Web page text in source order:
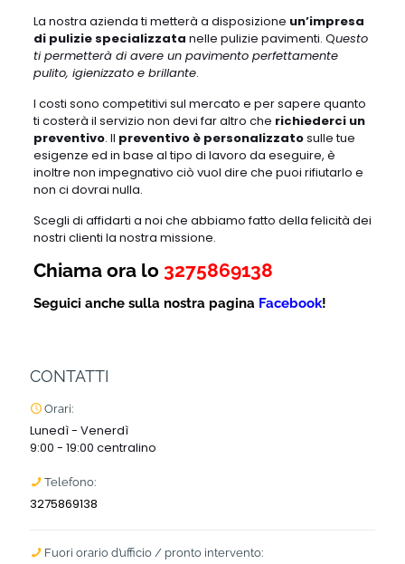
La nostra azienda ti metterà a disposizione un’impresa
di pulizie specializzata nelle pulizie pavimenti. Questo
ti permetterà di avere un pavimento perfettamente
pulito, igienizzato e brillante.
I costi sono competitivi sul mercato e per sapere quanto
ti costerà il servizio non devi far altro che richiederci un
preventivo. Il preventivo è personalizzatosulle tue
esigenze ed in base al tipo di lavoro da eseguire, è
inoltre non impegnativo ciò vuol dire che puoi rifiutarlo e
non ci dovrai nulla.
Scegli di affidarti a noi che abbiamo fatto della felicità dei
nostri clienti la nostra missione.
Chiama ora lo 3275869138
Seguici anche sulla nostra pagina Facebook!
CONTATTI
Orari:
Lunedì - Venerdì
9:00 - 19:00 centralino
Telefono:
3275869138
Fuori orario d’ufficio / pronto intervento: